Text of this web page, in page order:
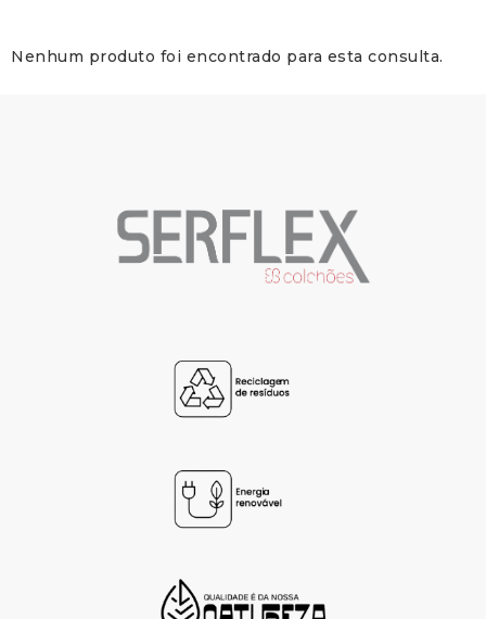
Nenhum produto foi encontrado para esta consulta.